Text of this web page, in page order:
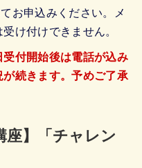
てお申込みください。メ
け付けできません。
受付開始後は電話が込み
続きます。予めご了承
座】「チャレン